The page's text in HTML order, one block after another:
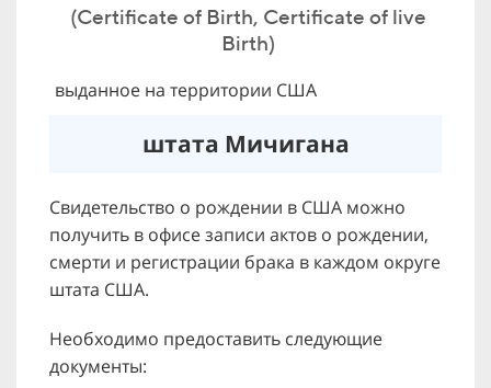
(Certificate of Birth, Certificate of live
Birth)
выданное на территории США
штата Мичигана
Свидетельство о рождении в США можно
получить в офисе записи актов о рождении,
смерти и регистрации брака в каждом округе
штата США.
Необходимо предоставить следующие
документы: